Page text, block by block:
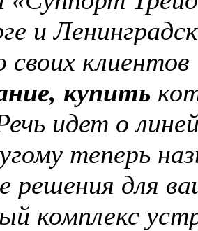
и
своих
купить
идет о
теперь
решения для
комплекс